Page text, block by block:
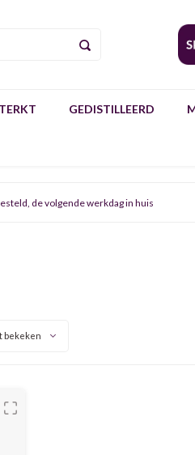
GEDISTILLEERD
de volgende werkdag in huis
bekeken